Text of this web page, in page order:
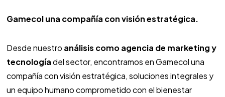
Gamecol una compañía con visión estratégica.
Desde nuestro análisis como agencia de marketing y
tecnologíadel sector, encontramos en Gamecol una
compañía con visión estratégica, soluciones integrales y
un equipo humano comprometido con el bienestar